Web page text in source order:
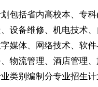
括省内高校本、专科
设备维修、机电技术
媒体、网络技术、软
物流管理、酒店管理
类别编制分专业招生